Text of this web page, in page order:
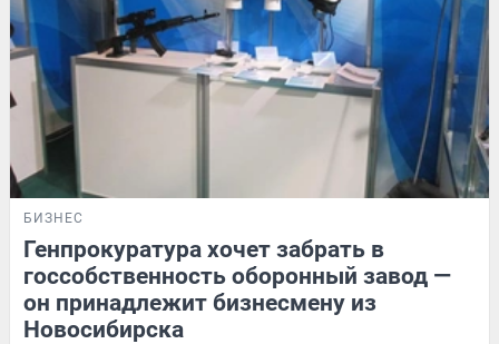
БИЗНЕС
Генпрокуратура хочет забрать в
госсобственность оборонный завод —
он принадлежит бизнесмену из
Новосибирска